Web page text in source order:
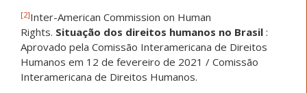
[2]Inter-American Commission on Human
Rights. Situação dos direitos humanos no Brasil :
Aprovado pela Comissão Interamericana de Direitos
Humanos em 12 de fevereiro de 2021 / Comissão
Interamericana de Direitos Humanos.